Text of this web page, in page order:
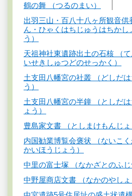
鶴の舞 （つるのまい）
出羽三山・百八十八ヶ所観音供
ん・ひゃくはちじゅうはちかし
う）
天祖神社東遺跡出土の石核 （
いせきしゅつどのせっかく）
土支田八幡宮の社叢 （どしだ
う）
土支田八幡宮の半鐘 （としだ
ょう）
豊島家文書 （としまけもんじょ
内国勧業博覧会褒状 （ないこ
かいほうじょう）
中里の富士塚 （なかざとのふじ
中野屋商店文書 （なかのやしょ